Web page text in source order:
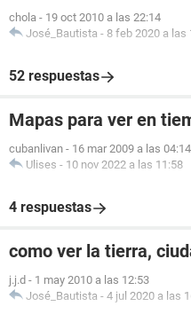
chola - 19 oct 2010 a las 22:14
José_Bautista - 8 feb 2020 a las
52 respuestas
Mapas para ver en
cubanlivan - 16 mar 2009 a las 04:14
Ulises - 10 nov 2022 a las 11:58
4 respuestas
como ver la tierra,
j.j.d - 1 may 2010 a las 12:53
José_Bautista - 4 jul 2020 a las